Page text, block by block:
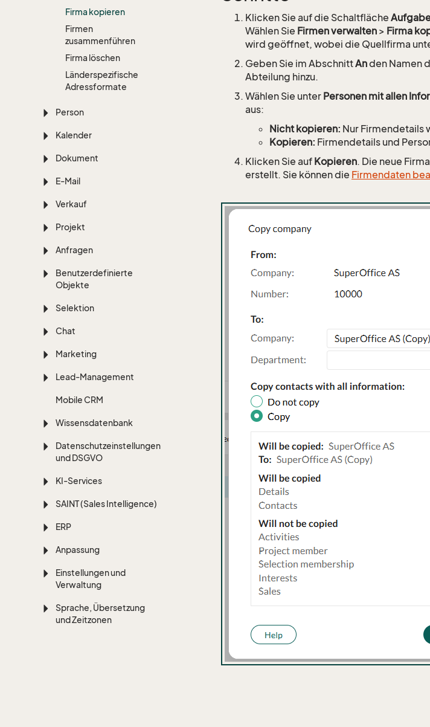
Firma kopieren
Firmen
zusammenführen
Firma löschen
Länderspezifische
Adressformate
Person
Kalender
Dokument
E-Mail
Verkauf
Projekt
Anfragen
Benutzerdefinierte
Objekte
Selektion
Chat
Marketing
Lead-Management
Mobile CRM
Wissensdatenbank
Datenschutzeinstellungen
und DSGVO
KI-Services
SAINT (Sales Intelligence)
ERP
Anpassung
Einstellungen und
Verwaltung
Sprache, Übersetzung
und Zeitzonen
Klicken Sie auf die Schaltfläche
Wählen Sie Firmen verwalten > Firma
wird geöffnet, wobei die Quellfirma
Geben Sie im AbschnittAnden Namen
Abteilung hinzu.
Wählen Sie unter Personen mit allen
aus:
Nicht kopieren: Nur Firmendetails
Kopieren: Firmendetails und
Klicken Sie auf Kopieren. Die neue
erstellt. Sie können die Firmendaten